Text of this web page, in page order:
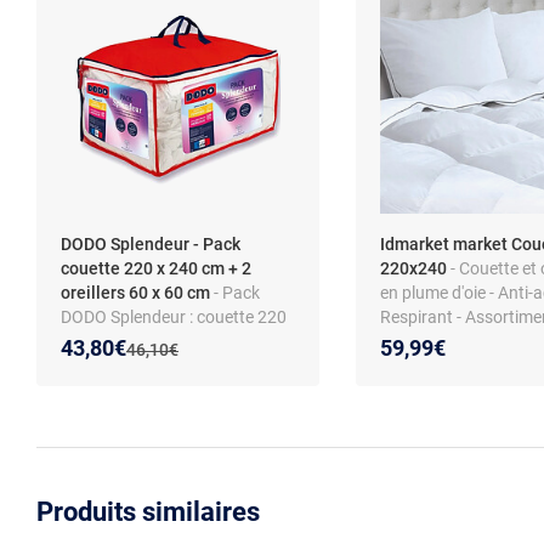
DODO Splendeur - Pack
couette 220 x 240 cm + 2
oreillers 60 x 60 cm- Pack
DODO Splendeur : couette 220
x 240 cm et 2 oreillers 60 x 60
Ancien prix :
46,10€
Nouveau prix :
43,80€
Réduction de :
Idmarket market
220x240- Couette et
en plume d'oie - Anti-
Respirant -
oreillers inclus
59,99€
Produits similaires